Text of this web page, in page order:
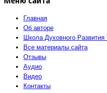
Главная
Об авторе
Школа Духовного
Все материалы сайта
Отзывы
Аудио
Видео
Контакты